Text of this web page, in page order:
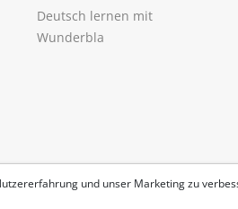
und unser Marketing zu
Deutsch lernen mit
Wunderbla